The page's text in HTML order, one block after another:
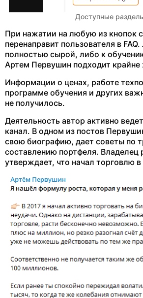
Доступные
При нажатии на любую из кнопок
перенаправит пользователя в
полностью сырой, либо к
Артем Первушин подходит крайне
Информации о ценах, работе
программе обучения и других
не получилось.
Деятельность автор активно
канал. В одном из постов
свою биографию, дает советы по
составлению портфеля. Владелец
утверждает, что начал торговлю в